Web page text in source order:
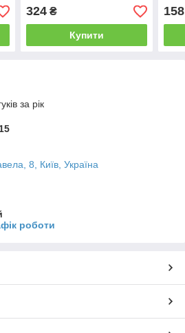
324₴
Купити
за рік
8, Київ, Україна
роботи